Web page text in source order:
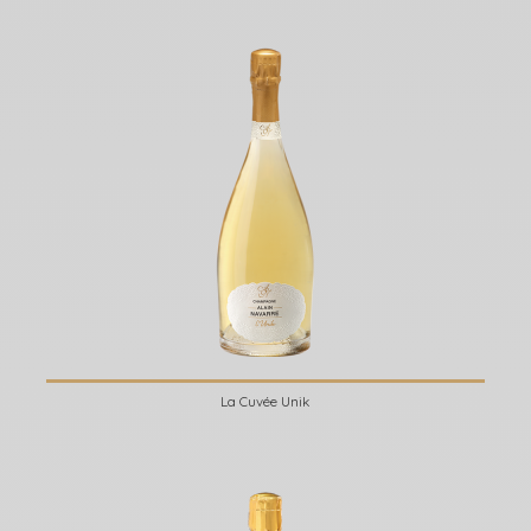
La Cuvée Unik